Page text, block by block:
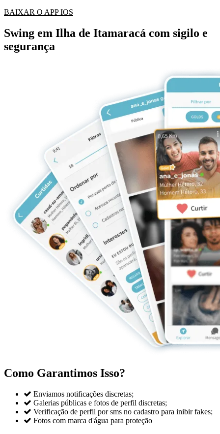
BAIXAR O APP IOS
Swing em Ilha de Itamaracá com sigilo e
segurança
Como Garantimos Isso?
 Enviamos notificações discretas;
 Galerias públicas e fotos de perfil discretas;
 Verificação de perfil por sms no cadastro para inibir fakes;
 Fotos com marca d'água para proteção